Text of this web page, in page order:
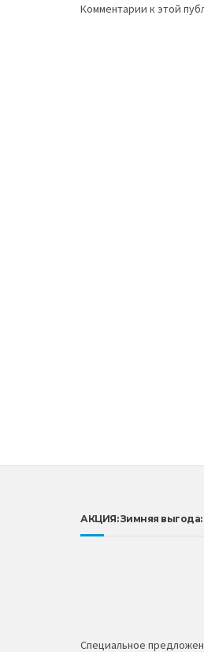
Комментарии к этой
АКЦИЯ: Зимняя выгода:
Специальное